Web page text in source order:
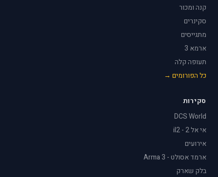
קנה ומכור
סקינרים
מתגייסים
ארמא 3
תעופה קלה
כל הפורומים →
סקירות
DCS World
אי אל 2 - il2
אירועים
ארמד אסולט - Arma 3
בלק שארק